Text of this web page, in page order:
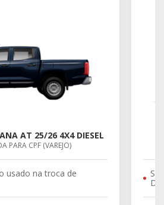
AT 25/26 4X4 DIESEL
PARA CPF (VAREJO)
usado na troca de